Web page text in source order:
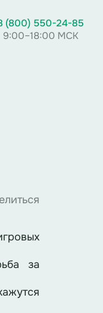
(800) 550-24-85
9:00–18:00 МСК
за